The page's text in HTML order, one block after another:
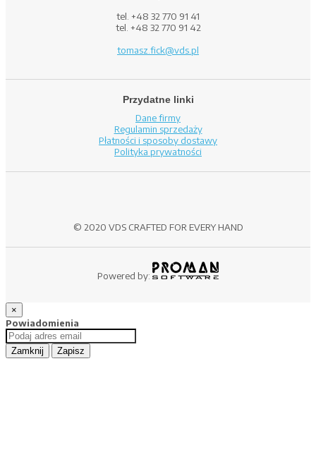
tel. +48 32 770 91 41
tel. +48 32 770 91 42
tomasz.fick@vds.pl
Przydatne linki
Dane firmy
Regulamin sprzedaży
Płatności i sposoby dostawy
Polityka prywatności
© 2020 VDS CRAFTED FOR EVERY HAND
Powered by:
×
Powiadomienia
Zamknij Zapisz